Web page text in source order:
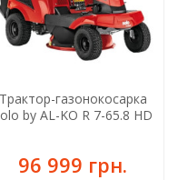
Трактор-газонокосарка
by AL-KO R 7-65.8 HD
96 999 грн.